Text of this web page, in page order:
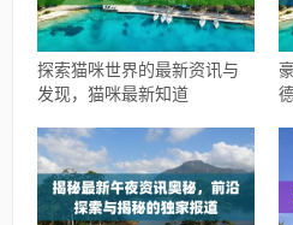
探索猫咪世界的最新资讯与
发现，猫咪最新知道